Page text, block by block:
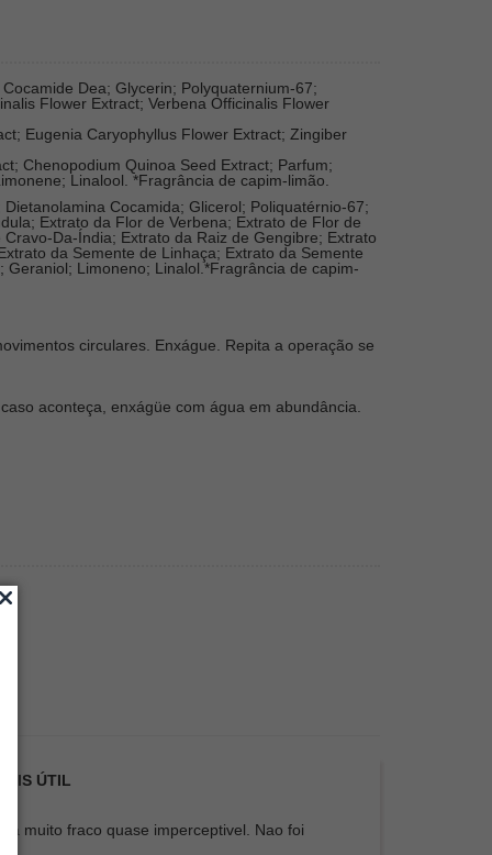
Dea; Glycerin; Polyquaternium-67;
Flower Extract; Verbena Officinalis Flower
Eugenia Caryophyllus Flower Extract; Zingiber
Chenopodium Quinoa Seed Extract; Parfum;
Linalool. *Fragrância de capim-limão.
Cocamida; Glicerol; Poliquatérnio-67;
Extrato da Flor de Verbena; Extrato de Flor de
Da-Índia; Extrato da Raiz de Gengibre; Extrato
da Semente de Linhaça; Extrato da Semente
Limoneno; Linalol.*Fragrância de capim-
circulares. Enxágue. Repita a operação se
aconteça, enxágüe com água em abundância.
ÚTIL
muito fraco quase imperceptivel. Nao foi